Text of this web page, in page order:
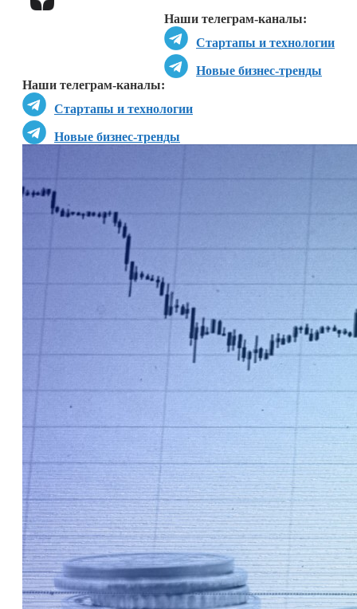
Наши телеграм-каналы:
Стартапы и технологии
Новые бизнес-тренды
Наши телеграм-каналы:
Стартапы и технологии
Новые бизнес-тренды